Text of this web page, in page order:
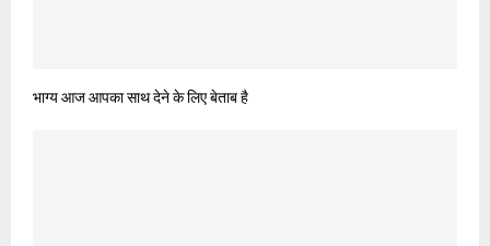
भाग्य आज आपका साथ देने के लिए बेताब है